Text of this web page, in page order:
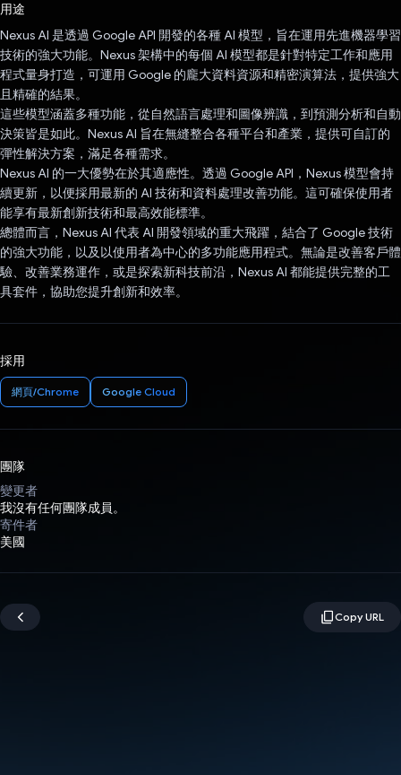
用途
Nexus AI 是透過 Google API 開發的各種 AI 模型，旨在運用先進機器學習
技術的強大功能。Nexus 架構中的每個 AI 模型都是針對特定工作和應用
程式量身打造，可運用 Google 的龐大資料資源和精密演算法，提供強大
且精確的結果。
這些模型涵蓋多種功能，從自然語言處理和圖像辨識，到預測分析和自動
決策皆是如此。Nexus AI 旨在無縫整合各種平台和產業，提供可自訂的
彈性解決方案，滿足各種需求。
Nexus AI 的一大優勢在於其適應性。透過 Google API，Nexus 模型會持
續更新，以便採用最新的 AI 技術和資料處理改善功能。這可確保使用者
能享有最新創新技術和最高效能標準。
總體而言，Nexus AI 代表 AI 開發領域的重大飛躍，結合了 Google 技術
的強大功能，以及以使用者為中心的多功能應用程式。無論是改善客戶體
驗、改善業務運作，或是探索新科技前沿，Nexus AI 都能提供完整的工
具套件，協助您提升創新和效率。
採用
網頁/Chrome Google Cloud
團隊
變更者
我沒有任何團隊成員。
寄件者
美國